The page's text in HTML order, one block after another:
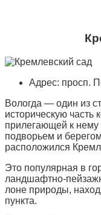
Адрес: просп.
Вологда — один из
историческую часть
прилегающей к
подворьем и
расположился
Это популярная в
ландшафтно-
лоне природы,
пункта.